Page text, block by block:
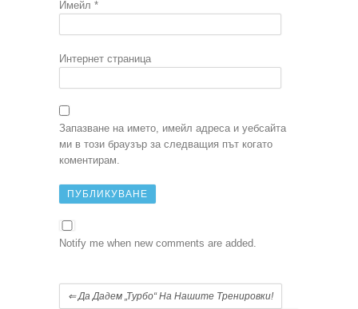
Имейл *
Интернет страница
Запазване на името, имейл адреса и уебсайта
ми в този браузър за следващия път когато
коментирам.
Notify me when new comments are added.
⇐Да Дадем „турбо“ На Нашите Тренировки!